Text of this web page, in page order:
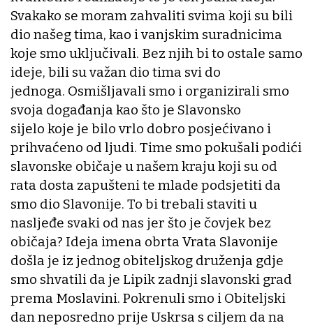
Svakako se moram zahvaliti svima koji su bili
dio našeg tima, kao i vanjskim suradnicima
koje smo uključivali. Bez njih bi to ostale samo
ideje, bili su važan dio tima svi do
jednoga. Osmišljavali smo i organizirali smo
svoja događanja kao što je Slavonsko
sijelo koje je bilo vrlo dobro posjećivano i
prihvaćeno od ljudi. Time smo pokušali podići
slavonske običaje u našem kraju koji su od
rata dosta zapušteni te mlade podsjetiti da
smo dio Slavonije. To bi trebali staviti u
nasljeđe svaki od nas jer što je čovjek bez
običaja? Ideja imena obrta Vrata Slavonije
došla je iz jednog obiteljskog druženja gdje
smo shvatili da je Lipik zadnji slavonski grad
prema Moslavini. Pokrenuli smo i Obiteljski
dan neposredno prije Uskrsa s ciljem da na